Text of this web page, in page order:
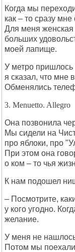
Когда мы
как – то сразу
Для меня женская
больших
моей лапище.
У метро пришлось
я сказал, что мне
Обменялись
3. Menuetto. Allegro
Она позвонила
Мы сидели на
про яблоки, про
При этом она
о ком – то чья
К нам подошел
– Посмотрите,
у кого угодно.
желание.
У меня не
Потом мы